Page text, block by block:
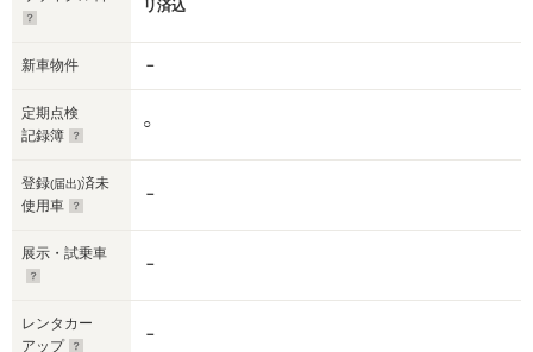
リ済込
新車物件 －
定期点検
記録簿
○
登録(届出)済未
使用車
－
展示・試乗車
－
レンタカー
アップ
－